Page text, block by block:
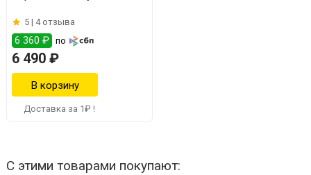
5 | 4 отзыва
6 360 ₽ по
6 490 ₽
Доставка за 1₽ !
С этими товарами покупают: